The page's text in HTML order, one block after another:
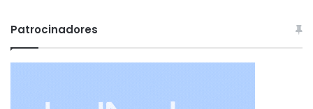
Patrocinadores